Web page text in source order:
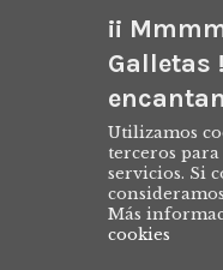
¡¡
Galletas
Utilizamos
terceros
servicios. Si
Más
cookies